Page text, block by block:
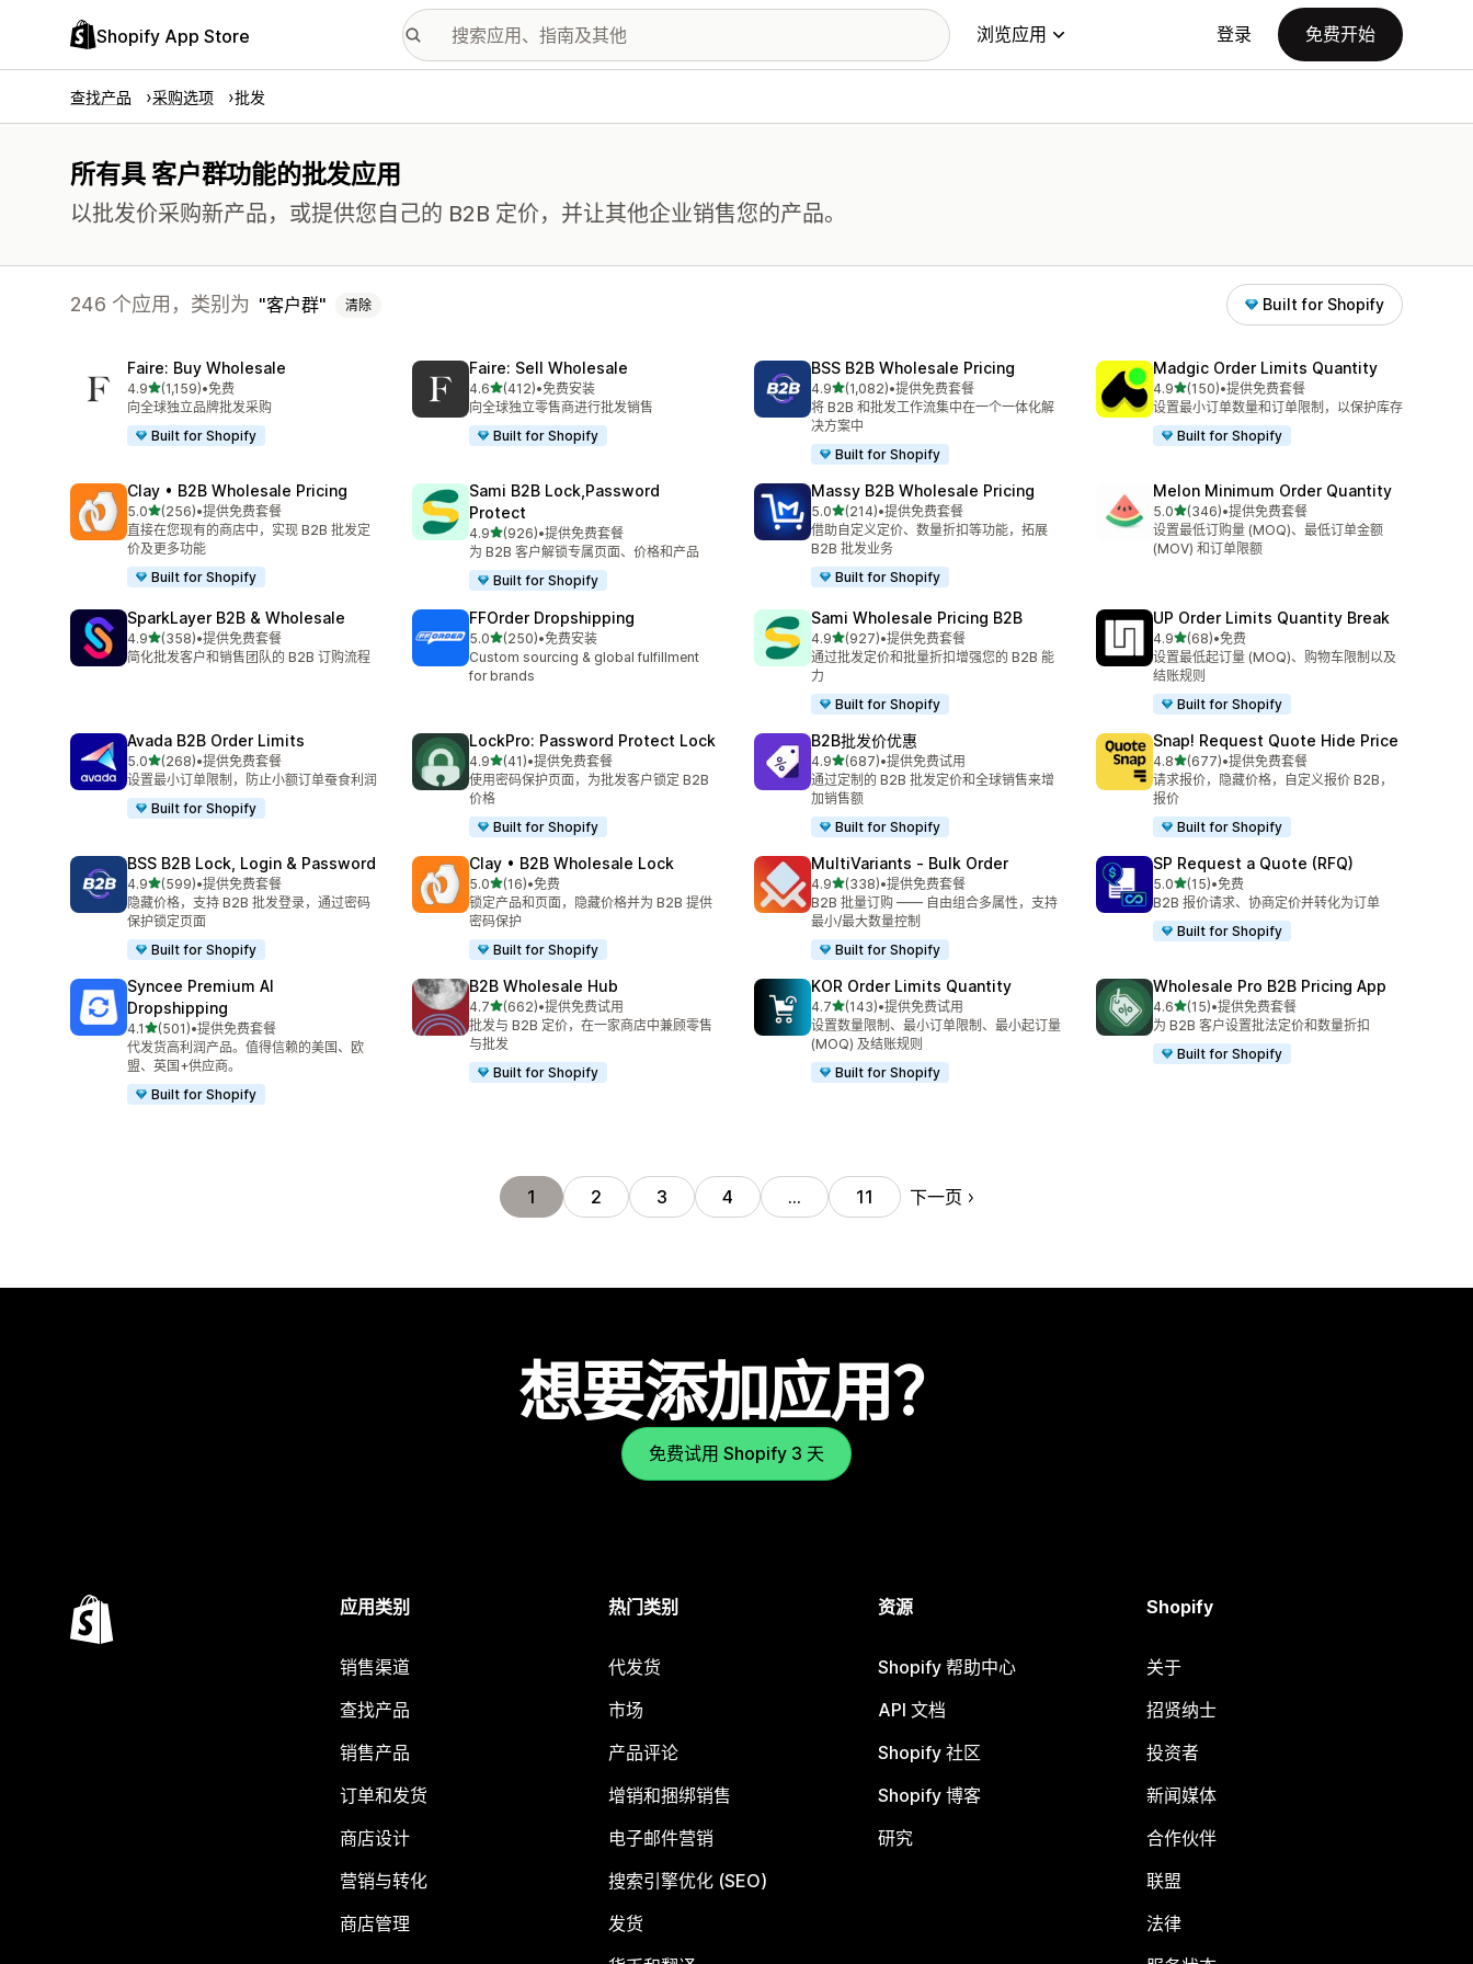
Shopify App Store 浏览应用 登录 免费开始
查找产品 采购选项 批发
所有具 客户群功能的批发应用
以批发价采购新产品，或提供您自己的 B2B 定价，并让其他企业销售您的产品。
246 个应用，类别为 客户群 清除 Built for Shopify
Faire: Buy Wholesale
4.9星（满分 5 星）
(1,159)
总共 1159 条评论
•免费
向全球独立品牌批发采购
Built for Shopify
Faire: Sell Wholesale
4.6星（满分 5 星）
(412)
总共 412 条评论
•免费安装
向全球独立零售商进行批发销售
Built for Shopify
BSS B2B Wholesale Pricing
4.9星（满分 5 星）
(1,082)
总共 1082 条评论
•提供免费套餐
将 B2B 和批发工作流集中在一个一体化解
决方案中
Built for Shopify
Madgic Order Limits Quantity
4.9星（满分 5 星）
(150)
总共 150 条评论
•提供免费套餐
设置最小订单数量和订单限制，以保护库存
Built for Shopify
Clay • B2B Wholesale Pricing
5.0星（满分 5 星）
(256)
总共 256 条评论
•提供免费套餐
直接在您现有的商店中，实现 B2B 批发定
价及更多功能
Built for Shopify
Sami B2B Lock,Password
Protect
4.9星（满分 5 星）
(926)
总共 926 条评论
•提供免费套餐
为 B2B 客户解锁专属页面、价格和产品
Built for Shopify
Massy B2B Wholesale Pricing
5.0星（满分 5 星）
(214)
总共 214 条评论
•提供免费套餐
借助自定义定价、数量折扣等功能，拓展
B2B 批发业务
Built for Shopify
Melon Minimum Order Quantity
5.0星（满分 5 星）
(346)
总共 346 条评论
•提供免费套餐
设置最低订购量 (MOQ)、最低订单金额
(MOV) 和订单限额
SparkLayer B2B & Wholesale
4.9星（满分 5 星）
(358)
总共 358 条评论
•提供免费套餐
简化批发客户和销售团队的 B2B 订购流程
FFOrder Dropshipping
5.0星（满分 5 星）
(250)
总共 250 条评论
•免费安装
Custom sourcing & global fulfillment
for brands
Sami Wholesale Pricing B2B
4.9星（满分 5 星）
(927)
总共 927 条评论
•提供免费套餐
通过批发定价和批量折扣增强您的 B2B 能
力
Built for Shopify
UP Order Limits Quantity Break
4.9星（满分 5 星）
(68)
总共 68 条评论
•免费
设置最低起订量 (MOQ)、购物车限制以及
结账规则
Built for Shopify
Avada B2B Order Limits
5.0星（满分 5 星）
(268)
总共 268 条评论
•提供免费套餐
设置最小订单限制，防止小额订单蚕食利润
Built for Shopify
LockPro: Password Protect Lock
4.9星（满分 5 星）
(41)
总共 41 条评论
•提供免费套餐
使用密码保护页面，为批发客户锁定 B2B
价格
Built for Shopify
B2B批发价优惠
4.9星（满分 5 星）
(687)
总共 687 条评论
•提供免费试用
通过定制的 B2B 批发定价和全球销售来增
加销售额
Built for Shopify
Snap! Request Quote Hide Price
4.8星（满分 5 星）
(677)
总共 677 条评论
•提供免费套餐
请求报价，隐藏价格，自定义报价 B2B，
报价
Built for Shopify
BSS B2B Lock, Login & Password
4.9星（满分 5 星）
(599)
总共 599 条评论
•提供免费套餐
隐藏价格，支持 B2B 批发登录，通过密码
保护锁定页面
Built for Shopify
Clay • B2B Wholesale Lock
5.0星（满分 5 星）
(16)
总共 16 条评论
•免费
锁定产品和页面，隐藏价格并为 B2B 提供
密码保护
Built for Shopify
MultiVariants ‑ Bulk Order
4.9星（满分 5 星）
(338)
总共 338 条评论
•提供免费套餐
B2B 批量订购 —— 自由组合多属性，支持
最小/最大数量控制
Built for Shopify
SP Request a Quote (RFQ)
5.0星（满分 5 星）
(15)
总共 15 条评论
•免费
B2B 报价请求、协商定价并转化为订单
Built for Shopify
Syncee Premium AI
Dropshipping
4.1星（满分 5 星）
(501)
总共 501 条评论
•提供免费套餐
代发货高利润产品。值得信赖的美国、欧
盟、英国+供应商。
Built for Shopify
B2B Wholesale Hub
4.7星（满分 5 星）
(662)
总共 662 条评论
•提供免费试用
批发与 B2B 定价，在一家商店中兼顾零售
与批发
Built for Shopify
KOR Order Limits Quantity
4.7星（满分 5 星）
(143)
总共 143 条评论
•提供免费试用
设置数量限制、最小订单限制、最小起订量
(MOQ) 及结账规则
Built for Shopify
Wholesale Pro B2B Pricing App
4.6星（满分 5 星）
(15)
总共 15 条评论
•提供免费套餐
为 B2B 客户设置批法定价和数量折扣
Built for Shopify
1 2 3 4 … 11 下一页
想要添加应用？
免费试用 Shopify 3 天
应用类别
销售渠道
查找产品
销售产品
订单和发货
商店设计
营销与转化
商店管理
热门类别
代发货
市场
产品评论
增销和捆绑销售
电子邮件营销
搜索引擎优化 (SEO)
发货
资源
Shopify 帮助中心
API 文档
Shopify 社区
Shopify 博客
研究
Shopify
关于
招贤纳士
投资者
新闻媒体
合作伙伴
联盟
法律